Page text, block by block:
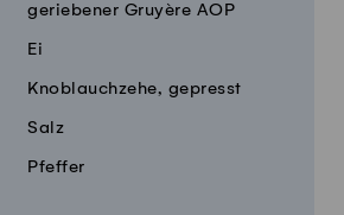
geriebener Gruyère AOP
Ei
Knoblauchzehe, gepresst
Salz
Pfeffer